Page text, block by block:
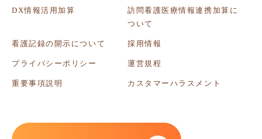
DX情報活用加算
訪問看護医療情報連携加算に
ついて
看護記録の開示について 採用情報
プライバシーポリシー 運営規程
重要事項説明 カスタマーハラスメント